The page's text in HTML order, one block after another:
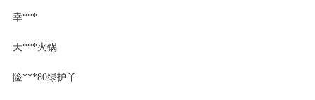
幸***
天***火锅
险***80绿护丫